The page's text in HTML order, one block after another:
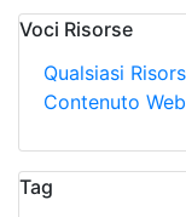
Voci Risorse
Qualsiasi
Contenuto Web
Tag